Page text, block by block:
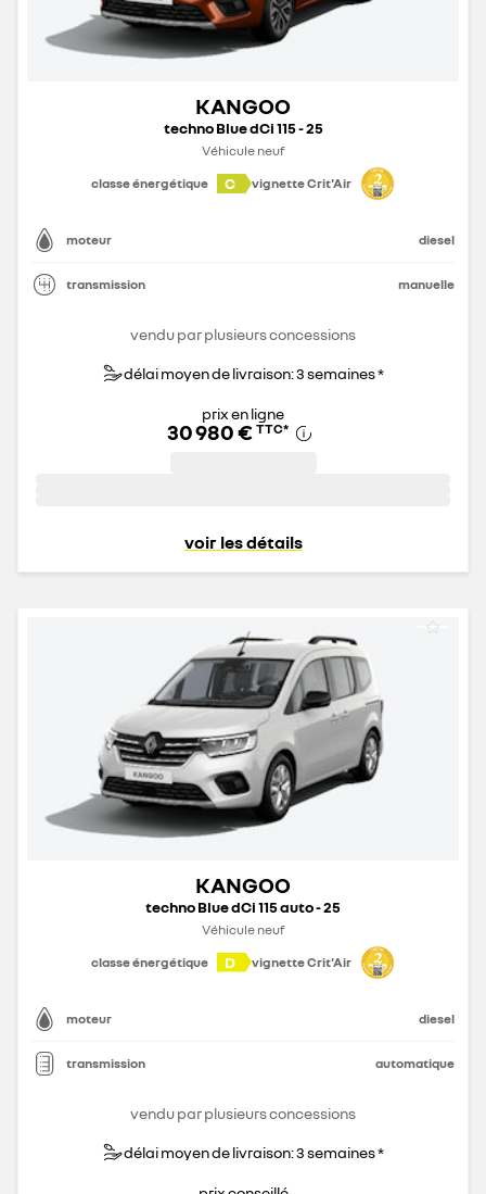
KANGOO
techno Blue dCi 115 - 25
Véhicule neuf
classe énergétique
C vignette Crit'Air
moteur diesel
transmission manuelle
vendu par plusieurs concessions
délai moyen de livraison: 3 semaines *
prix en ligne
30 980 € TTC*
voir les détails
KANGOO
techno Blue dCi 115 auto - 25
Véhicule neuf
classe énergétique
D vignette Crit'Air
moteur diesel
transmission automatique
vendu par plusieurs concessions
délai moyen de livraison: 3 semaines *